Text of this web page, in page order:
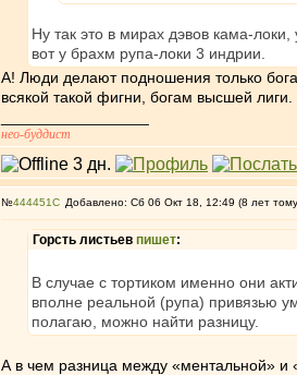
Ну так это в мирах дэвов кама-
вот у брахм рупа-локи 3 индрии.
А! Люди делают подношения только
всякой такой фигни, богам высшей лиги.
нео-буддист
№444451 Добавлено: Сб 06 Окт 18, 12:49 (8 лет
Горсть листьев пишет:
В случае с тортиком именно они
вполне реальной (рупа) привязью
полагаю, можно найти разницу.
А в чем разница между «ментальной» и